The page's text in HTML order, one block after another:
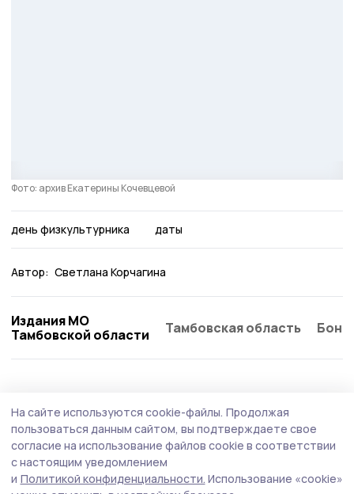
Фото: архив Екатерины Кочевцевой
день физкультурника даты
Автор: Светлана Корчагина
Издания МО
Тамбовской области
Тамбовская область
На сайте используются cookie-файлы. Продолжая
пользоваться данным сайтом, вы подтверждаете свое
согласие на использование файлов cookie в соответствии
с настоящим уведомлением
и Политикой конфиденциальности. Использование «cookie»